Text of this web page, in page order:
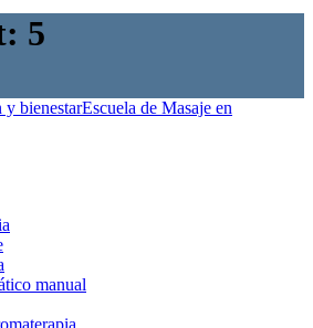
5
bienestarEscuela de Masaje en
manual